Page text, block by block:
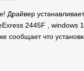
Драйвер
2445F , windows
сообщает что